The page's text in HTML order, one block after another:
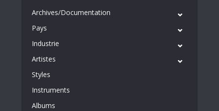
Archives/Documentation
Pays
Industrie
Artistes
Styles
Instruments
Albums